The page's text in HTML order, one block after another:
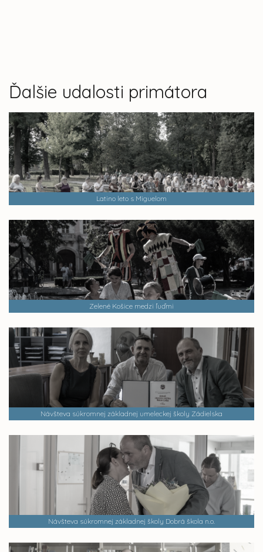
Ďalšie udalosti primátora
Latino leto s Miguelom
Zelené Košice medzi ľuďmi
Návšteva súkromnej základnej umeleckej školy Zádielska
Návšteva súkromnej základnej školy Dobrá škola n.o.